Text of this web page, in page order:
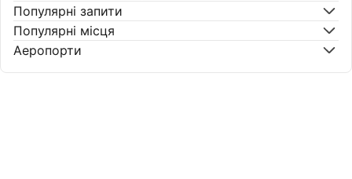
Популярні запити
Популярні місця
Аеропорти